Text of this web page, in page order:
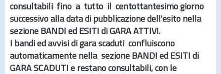
consultabili fino a tutto il centottantesimo giorno
successivo alla data di pubblicazione dell'esito nella
sezione BANDI ed ESITI di GARA ATTIVI.
I bandi ed avvisi di gara scaduti confluiscono
automaticamente nella sezione BANDI ed ESITI di
GARA SCADUTI e restano consultabili, con le